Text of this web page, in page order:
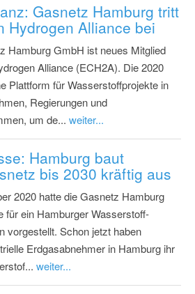
Gasnetz Hamburg tritt
Hydrogen Alliance bei
Hamburg GmbH ist neues Mitglied
Alliance (ECH2A). Die 2020
Plattform für Wasserstoffprojekte in
Regierungen und
um de... weiter...
Hamburg baut
bis 2030 kräftig aus
2020 hatte die Gasnetz Hamburg
für ein Hamburger Wasserstoff-
vorgestellt. Schon jetzt haben
Erdgasabnehmer in Hamburg ihr
weiter...